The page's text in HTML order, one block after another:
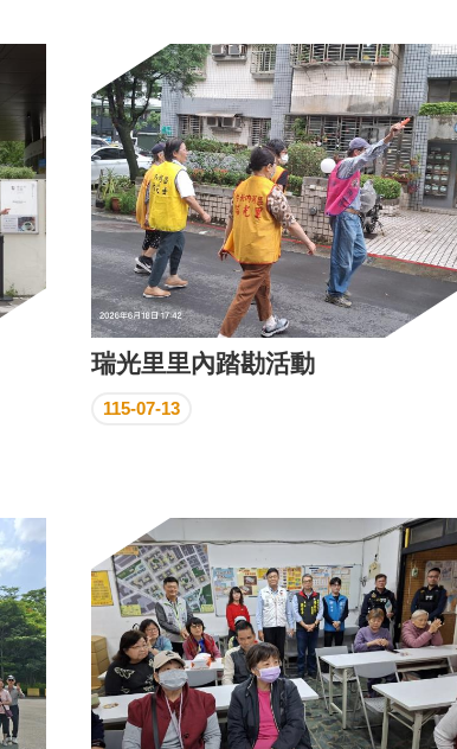
瑞光里里內踏勘活動
115-07-13